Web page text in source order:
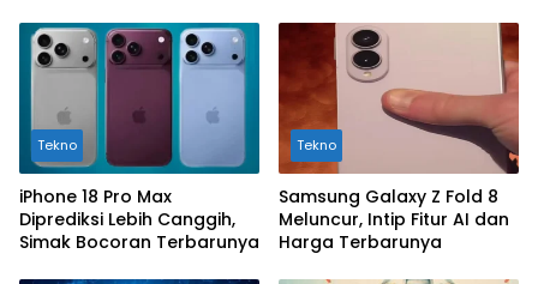
Tekno
iPhone 18 Pro Max
Diprediksi Lebih Canggih,
Simak Bocoran Terbarunya
Tekno
Samsung Galaxy Z Fold 8
Meluncur, Intip Fitur AI dan
Harga Terbarunya